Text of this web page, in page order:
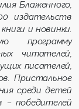
Блаженного,
издательств
и новинки.
программу
читателей,
писателей,
Пристальное
среди детей
– победителей